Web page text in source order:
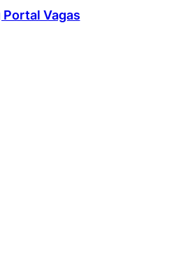
Portal Vagas